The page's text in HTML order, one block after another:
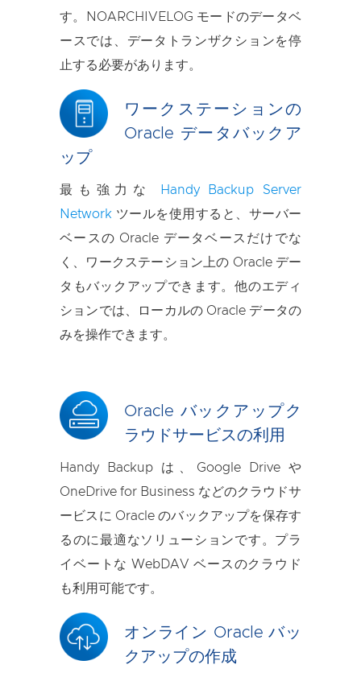
す。NOARCHIVELOG モードのデータベ
ースでは、データトランザクションを停
止する必要があります。
ワークステーションの
Oracle データバックア
ップ
最も強力な
Handy Backup Server
Network ツールを使用すると、サーバー
ベースの Oracle データベースだけでな
く、ワークステーション上の Oracle デー
タもバックアップできます。他のエディ
ションでは、ローカルの Oracle データの
みを操作できます。
Oracle バックアップク
ラウドサービスの利用
Handy Backup は、Google Drive や
OneDrive for Business などのクラウドサ
ービスに Oracle のバックアップを保存す
るのに最適なソリューションです。プラ
イベートな WebDAV ベースのクラウド
も利用可能です。
オンライン Oracle バッ
クアップの作成